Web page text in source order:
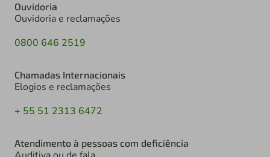
Ouvidoria
Ouvidoria e reclamações
0800 646 2519
Chamadas Internacionais
Elogios e reclamações
+ 55 51 2313 6472
Atendimento à pessoas com deficiência